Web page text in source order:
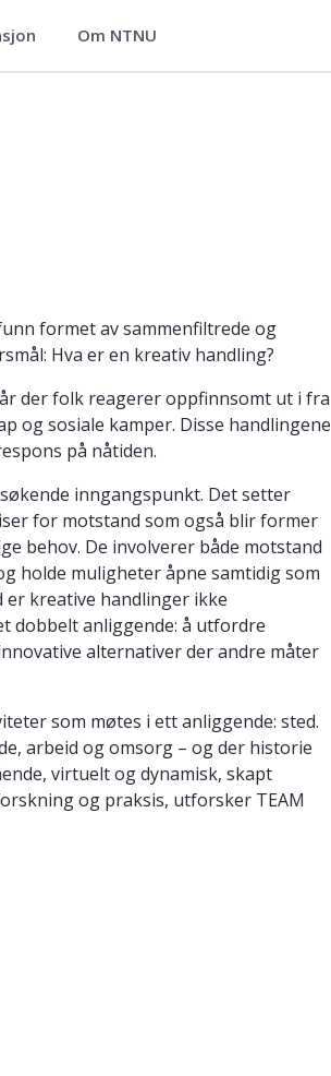
Om NTNU
formet av sammenfiltrede og
Hva er en kreativ handling?
der folk reagerer oppfinnsomt ut i fra
og sosiale kamper. Disse handlingene
på nåtiden.
inngangspunkt. Det setter
for motstand som også blir former
behov. De involverer både motstand
holde muligheter åpne samtidig som
er kreative handlinger ikke
dobbelt anliggende: å utfordre
alternativer der andre måter
som møtes i ett anliggende: sted.
arbeid og omsorg – og der historie
virtuelt og dynamisk, skapt
og praksis, utforsker TEAM